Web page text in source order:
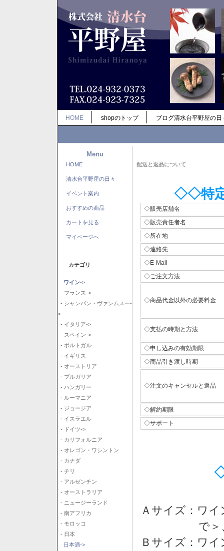
HOME shopのトップ ブログ清水台平野屋の日
Menu
HOME
清水台平野屋の日々
イベント案内
おすすめの商品
カートを見る
マイページへ
カテゴリ
ワイン->
- フランス->
- シャンパン・ヴァンムスー-
>
- イタリア->
- スペイン->
- ポルトガル
- イギリス
- オーストリア
- ブルガリア
- ハンガリー
- ルーマニア
- ジョージア
- イスラエル
- ドイツ->
- カリフォルニア
- オレゴン・ワシントン
- カナダ
- チリ
- アルゼンチン
- オーストラリア
- ニュージーランド
- 南アフリカ
- モロッコ
- 日本
日本酒->
配送と返品について
◇◇特
◇販売店舗名
◇販売責任者名
◇所在地
◇連絡先
◇E-Mail
◇ご注文方法
◇商品代金以外の必要料金
◇支払の時期と方法
◇申し込みの有効期限
◇商品引き渡し時期
◇注文のキャンセルと返品
◇解約期限
◇サポート
Ａサイズ：ワ
で
Ｂサイズ：ワ